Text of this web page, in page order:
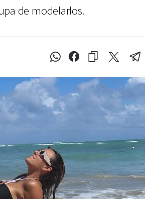
de modelarlos.